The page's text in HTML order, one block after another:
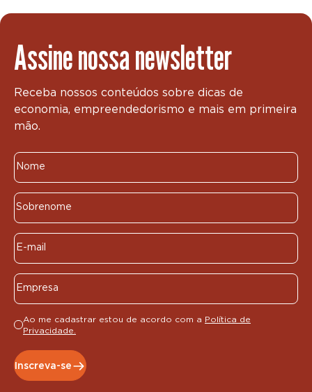
Assine nossa newsletter
Receba nossos conteúdos sobre dicas de
economia, empreendedorismo e mais em primeira
mão.
Ao me cadastrar estou de acordo com a Política de
Privacidade.
Inscreva-se